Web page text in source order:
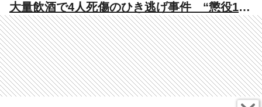
大量飲酒で4人死傷のひき逃げ事件 “懲役10
年”の判決…遺族は「これが殺人事件やったら
もっと重たくなるのに何が違うん」